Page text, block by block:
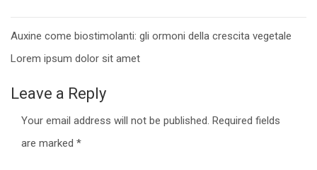
Post
navigation
Auxine come biostimolanti: gli ormoni della crescita vegetale
Lorem ipsum dolor sit amet
Leave a Reply
Your email address will not be published. Required fields
are marked *